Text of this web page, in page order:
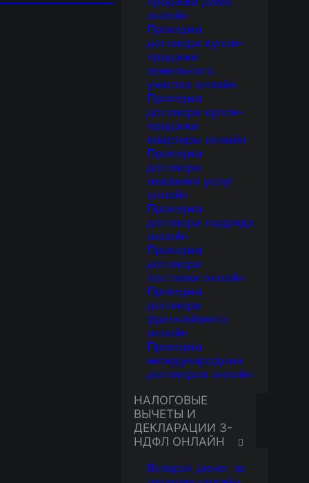
онлайн
Проверка
договора купли-
продажи
земельного
участка онлайн
Проверка
договора купли-
продажи
квартиры онлайн
Проверка
договора
оказания услуг
онлайн
Проверка
договора подряда
онлайн
Проверка
договора
поставки онлайн
Проверка
договора
франчайзинга
онлайн
Проверка
международных
договоров онлайн
НАЛОГОВЫЕ
ВЫЧЕТЫ И
ДЕКЛАРАЦИИ 3-
НДФЛ ОНЛАЙН
Возврат денег за